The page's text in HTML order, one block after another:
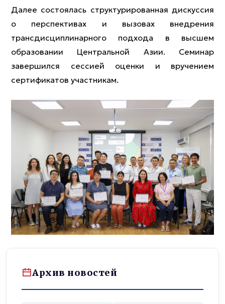
Далее состоялась структурированная дискуссия
о перспективах и вызовах внедрения
трансдисциплинарного подхода в высшем
образовании Центральной Азии. Семинар
завершился сессией оценки и вручением
сертификатов участникам.
Архив новостей